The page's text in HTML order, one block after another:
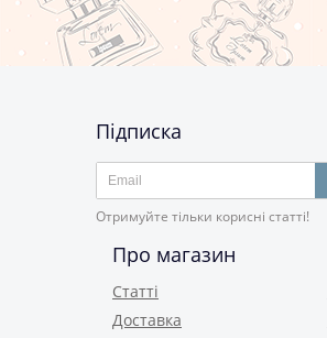
Підписка
Отримуйте тільки корисні статті!
Про магазин
Статті
Доставка